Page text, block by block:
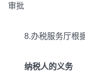
审批
8.办税服务厅根据
纳税人的义务